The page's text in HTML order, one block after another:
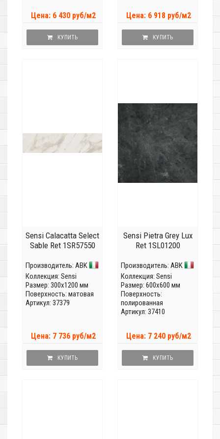
Цена: 6 430 руб/м2
КУПИТЬ
Цена: 6 918 руб/м2
КУПИТЬ
Sensi Calacatta Select
Sable Ret 1SR57550
Производитель: ABK
Коллекция: Sensi
Размер: 300x1200 мм
Поверхность: матовая
Артикул: 37379
Цена: 7 736 руб/м2
КУПИТЬ
Sensi Pietra Grey Lux
Ret 1SL01200
Производитель: ABK
Коллекция: Sensi
Размер: 600x600 мм
Поверхность:
полированная
Артикул: 37410
Цена: 7 240 руб/м2
КУПИТЬ